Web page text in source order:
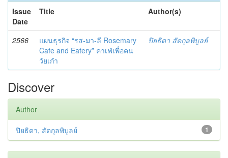
Issue
Date
Title Author(s)
2566
แผนธุรกิจ “รส-มา-ลี Rosemary
Cafe and Eatery” คาเฟ่เพื่อคน
วัยเก๋า
ปิยธิดา สัตกุลพิบูลย์
Discover
Author
1
ปิยธิดา, สัตกุลพิบูลย์